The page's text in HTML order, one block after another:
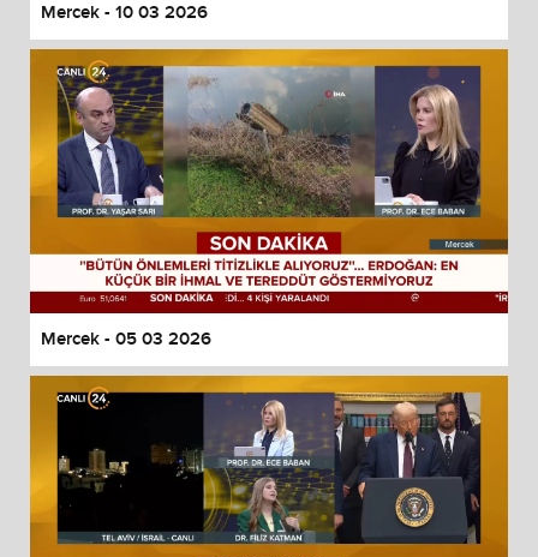
Mercek - 10 03 2026
Mercek - 05 03 2026